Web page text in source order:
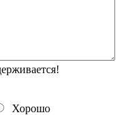
Хорошо